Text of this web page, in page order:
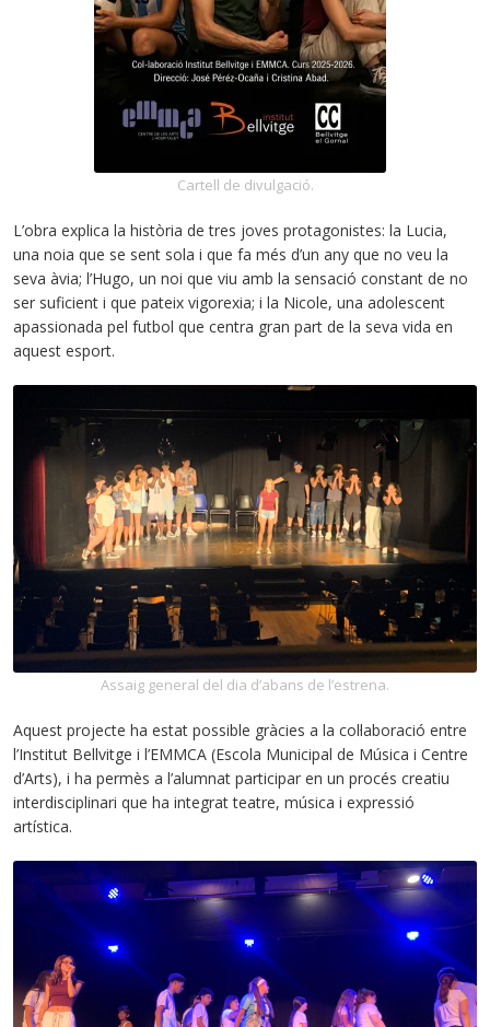
Cartell de divulgació.
L’obra explica la història de tres joves protagonistes: la Lucia,
una noia que se sent sola i que fa més d’un any que no veu la
seva àvia; l’Hugo, un noi que viu amb la sensació constant de no
ser suficient i que pateix vigorexia; i la Nicole, una adolescent
apassionada pel futbol que centra gran part de la seva vida en
aquest esport.
Assaig general del dia d’abans de l’estrena.
Aquest projecte ha estat possible gràcies a la col·laboració entre
l’Institut Bellvitge i l’EMMCA (Escola Municipal de Música i Centre
d’Arts), i ha permès a l’alumnat participar en un procés creatiu
interdisciplinari que ha integrat teatre, música i expressió
artística.